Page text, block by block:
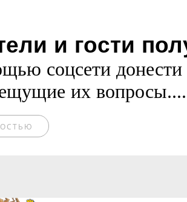
и гости
соцсети донести
их